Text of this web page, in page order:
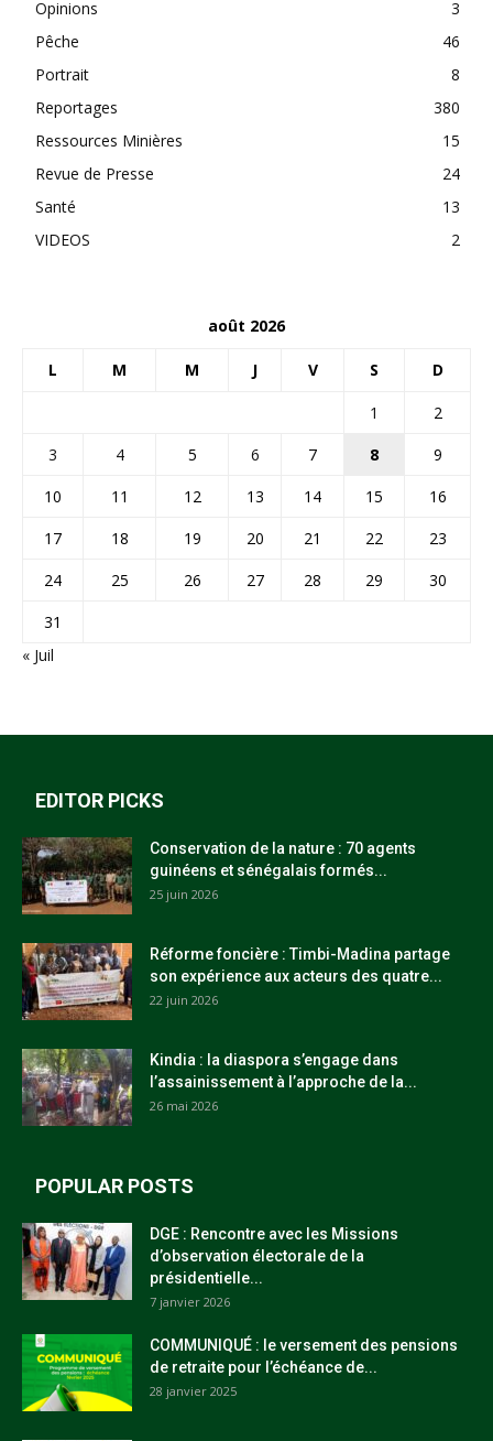
Opinions
3
Pêche
46
Portrait
8
Reportages
380
Ressources Minières
15
Revue de Presse
24
Santé
13
VIDEOS
2
août 2026
L M M J V S D
1
2
3
4 5 6 7 8
9
10
11 12 13 14 15
16
17
18 19 20 21 22
23
24
25 26 27 28 29
30
31
« Juil
EDITOR PICKS
Conservation de la nature : 70 agents
guinéens et sénégalais formés...
25 juin 2026
Réforme foncière : Timbi-Madina partage
son expérience aux acteurs des quatre...
22 juin 2026
Kindia : la diaspora s’engage dans
l’assainissement à l’approche de la...
26 mai 2026
POPULAR POSTS
DGE : Rencontre avec les Missions
d’observation électorale de la
présidentielle...
7 janvier 2026
COMMUNIQUÉ : le versement des pensions
de retraite pour l’échéance de...
28 janvier 2025